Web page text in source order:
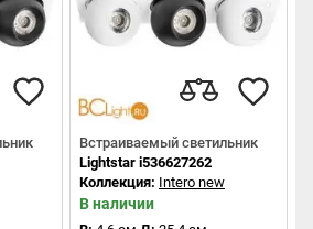
Встраиваемый светильник
Lightstar i536627262
Коллекция: Intero new
В наличии